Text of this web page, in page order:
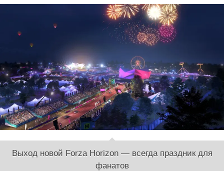
Выход новой Forza Horizon — всегда праздник для
фанатов